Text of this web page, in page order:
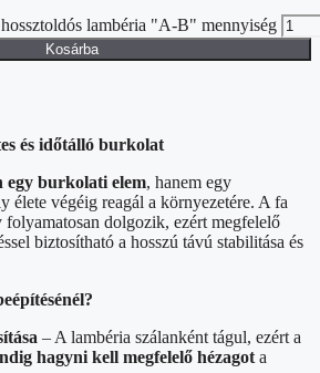
lambéria "A-B" mennyiség
Kosárba
és időtálló burkolat
egy burkolati elem, hanem egy
élete végéig reagál a környezetére. A fa
folyamatosan dolgozik, ezért megfelelő
biztosítható a hosszú távú stabilitása és
– A lambéria szálanként tágul, ezért a
hagyni kell megfelelő hézagot a